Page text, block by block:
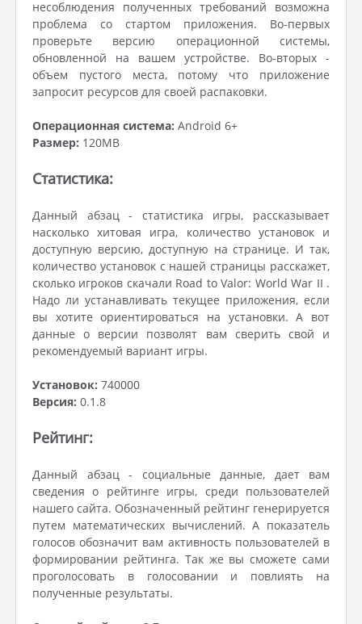
несоблюдения полученных требований возможна
проблема со стартом приложения. Во-первых
проверьте версию операционной системы,
обновленной на вашем устройстве. Во-вторых -
объем пустого места, потому что приложение
запросит ресурсов для своей распаковки.
Операционная система: Android 6+
Размер: 120MB
Статистика:
Данный абзац - статистика игры, рассказывает
насколько хитовая игра, количество установок и
доступную версию, доступную на странице. И так,
количество установок с нашей страницы расскажет,
сколько игроков скачали Road to Valor: World War II .
Надо ли устанавливать текущее приложения, если
вы хотите ориентироваться на установки. А вот
данные о версии позволят вам сверить свой и
рекомендуемый вариант игры.
Установок: 740000
Версия: 0.1.8
Рейтинг:
Данный абзац - социальные данные, дает вам
сведения о рейтинге игры, среди пользователей
нашего сайта. Обозначенный рейтинг генерируется
путем математических вычислений. А показатель
голосов обозначит вам активность пользователей в
формировании рейтинга. Так же вы сможете сами
проголосовать в голосовании и повлиять на
полученные результаты.